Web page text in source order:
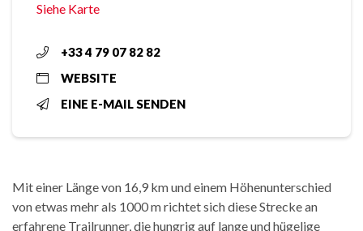
Siehe Karte
+33 4 79 07 82 82
WEBSITE
EINE E-MAIL SENDEN
Mit einer Länge von 16,9 km und einem Höhenunterschied
von etwas mehr als 1000 m richtet sich diese Strecke an
erfahrene Trailrunner, die hungrig auf lange und hügelige